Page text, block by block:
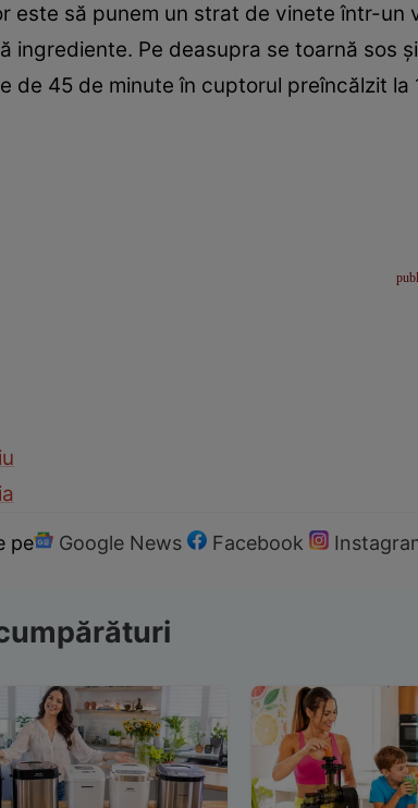
este să punem un strat de vinete într-
ingrediente. Pe deasupra se toarnă sos
de 45 de minute în cuptorul preîncălzit la
pe Google News Facebook